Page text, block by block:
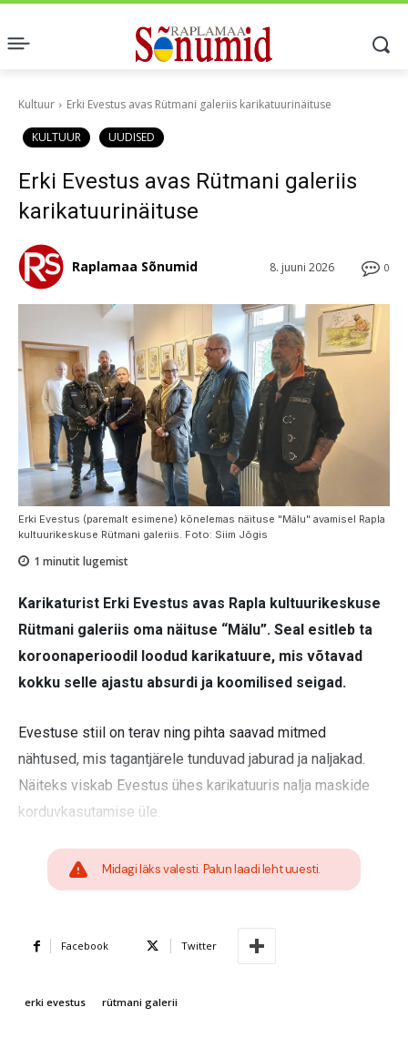
Kultuur Erki Evestus avas Rütmani galeriis karikatuurinäituse
KULTUUR UUDISED
Erki Evestus avas Rütmani galeriis
karikatuurinäituse
0
8. juuni 2026
Raplamaa Sõnumid
Erki Evestus (paremalt esimene) kõnelemas näituse "Mälu" avamisel Rapla
kultuurikeskuse Rütmani galeriis. Foto: Siim Jõgis
1 minutit lugemist
Karikaturist Erki Evestus avas Rapla kultuurikeskuse
Rütmani galeriis oma näituse “Mälu”. Seal esitleb ta
koroonaperioodil loodud karikatuure, mis võtavad
kokku selle ajastu absurdi ja koomilised seigad.
Evestuse stiil on terav ning pihta saavad mitmed
nähtused, mis tagantjärele tunduvad jaburad ja naljakad.
Näiteks viskab Evestus ühes karikatuuris nalja maskide
korduvkasutamise üle.
Midagi läks valesti. Palun laadi leht uuesti.
Facebook Twitter
erki evestus rütmani galerii